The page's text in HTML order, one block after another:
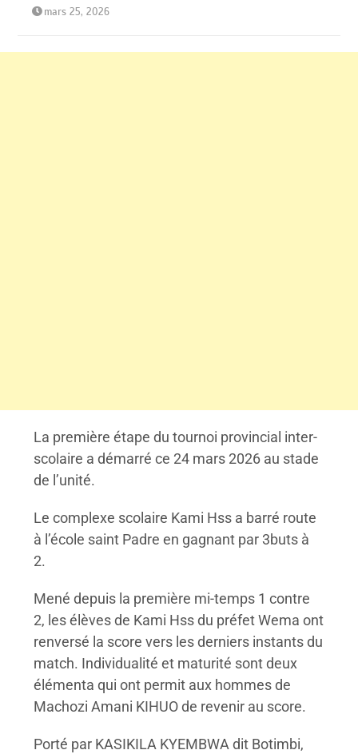
mars 25, 2026
La première étape du tournoi provincial inter-
scolaire a démarré ce 24 mars 2026 au stade
de l’unité.
Le complexe scolaire Kami Hss a barré route
à l’école saint Padre en gagnant par 3buts à
2.
Mené depuis la première mi-temps 1 contre
2, les élèves de Kami Hss du préfet Wema ont
renversé la score vers les derniers instants du
match. Individualité et maturité sont deux
élémenta qui ont permit aux hommes de
Machozi Amani KIHUO de revenir au score.
Porté par KASIKILA KYEMBWA dit Botimbi,